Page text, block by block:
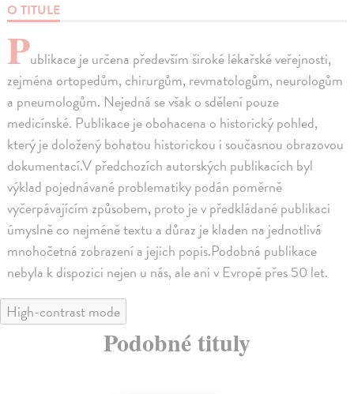
O TITULE
Publikace je určena především široké lékařské veřejnosti,
zejména ortopedům, chirurgům, revmatologům, neurologům
a pneumologům. Nejedná se však o sdělení pouze
medicínské. Publikace je obohacena o historický pohled,
který je doložený bohatou historickou i současnou obrazovou
dokumentací.V předchozích autorských publikacích byl
výklad pojednávané problematiky podán poměrně
vyčerpávajícím způsobem, proto je v předkládané publikaci
úmyslně co nejméně textu a důraz je kladen na jednotlivá
mnohočetná zobrazení a jejich popis.Podobná publikace
nebyla k dispozici nejen u nás, ale ani v Evropě přes 50 let.
High-contrast mode
Podobné tituly